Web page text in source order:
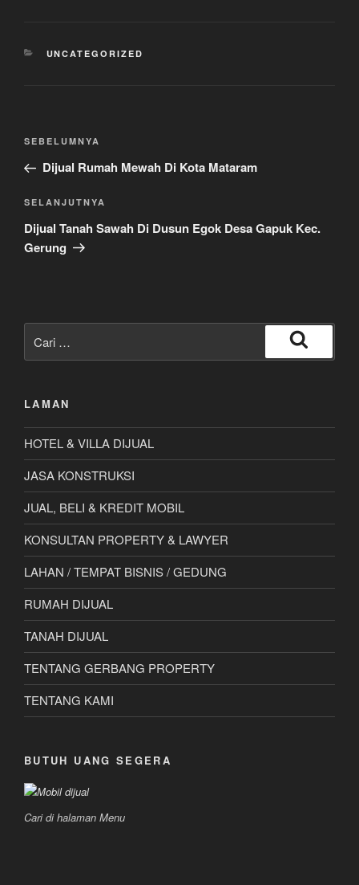
KATEGORI
UNCATEGORIZED
Navigasi
Pos
Sebelumnya
SEBELUMNYA
Dijual Rumah Mewah Di Kota Mataram
Pos
Selanjutnya
SELANJUTNYA
Dijual Tanah Sawah Di Dusun Egok Desa Gapuk Kec.
Gerung
untuk:
Cari
LAMAN
HOTEL & VILLA DIJUAL
JASA KONSTRUKSI
JUAL, BELI & KREDIT MOBIL
KONSULTAN PROPERTY & LAWYER
LAHAN / TEMPAT BISNIS / GEDUNG
RUMAH DIJUAL
TANAH DIJUAL
TENTANG GERBANG PROPERTY
TENTANG KAMI
BUTUH UANG SEGERA
Cari di halaman Menu